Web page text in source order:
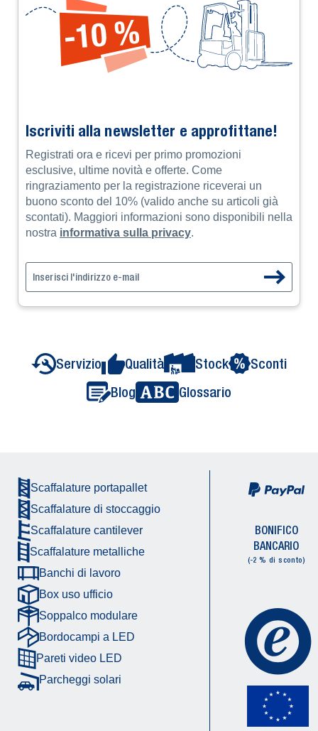
Iscriviti alla newsletter e approfittane!
Registrati ora e ricevi per primo promozioni
esclusive, ultime novità e offerte. Come
ringraziamento per la registrazione riceverai un
buono sconto del 10% (valido anche su articoli già
scontati). Maggiori informazioni sono disponibili nella
nostra informativa sulla privacy.
Servizio Qualità Stock
Sconti
Blog
Glossario
Scaffalature portapallet
Scaffalature di stoccaggio
Scaffalature cantilever
Scaffalature metalliche
Banchi di lavoro
Box uso ufficio
Soppalco modulare
Bordocampi a LED
Pareti video LED
Parcheggi solari
BONIFICO
BANCARIO
(-2 % di sconto)